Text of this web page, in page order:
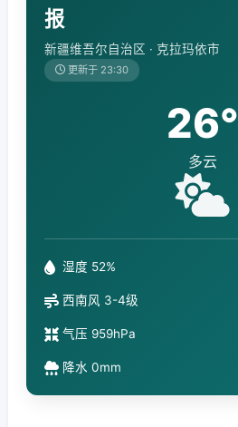
报
新疆维吾尔自治区 · 克拉玛依市
更新于 23:30
26°
多云
湿度 52%
西南风 3-4级
气压 959hPa
降水 0mm